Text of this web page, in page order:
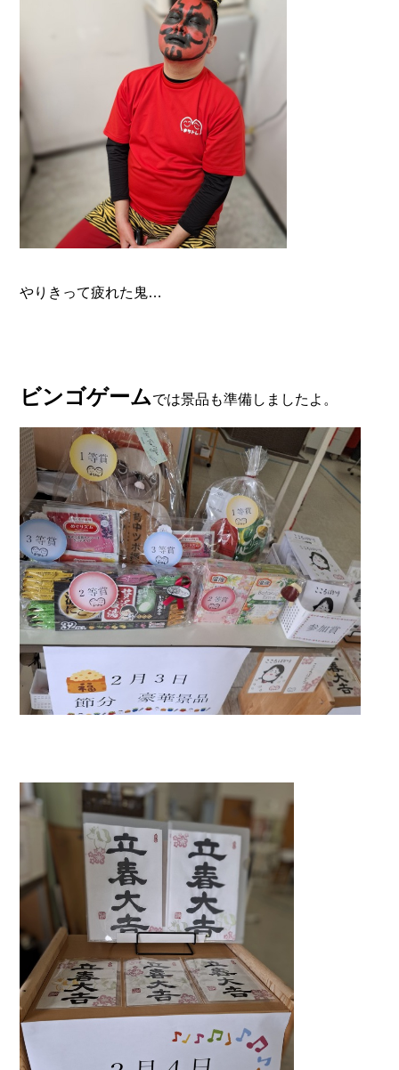
やりきって疲れた鬼…
ビンゴゲームでは景品も準備しましたよ。